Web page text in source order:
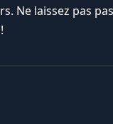
Ne laissez pas